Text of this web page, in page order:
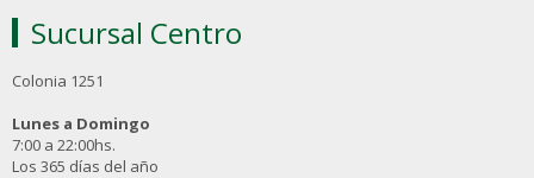
Sucursal Centro
Colonia 1251
Lunes a Domingo
7:00 a 22:00hs.
Los 365 días del año